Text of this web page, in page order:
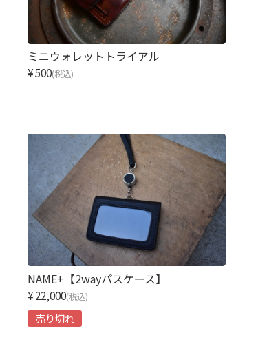
ミニウォレットトライアル
¥500(税込)
NAME+【2wayパスケース】
¥22,000(税込)
売り切れ